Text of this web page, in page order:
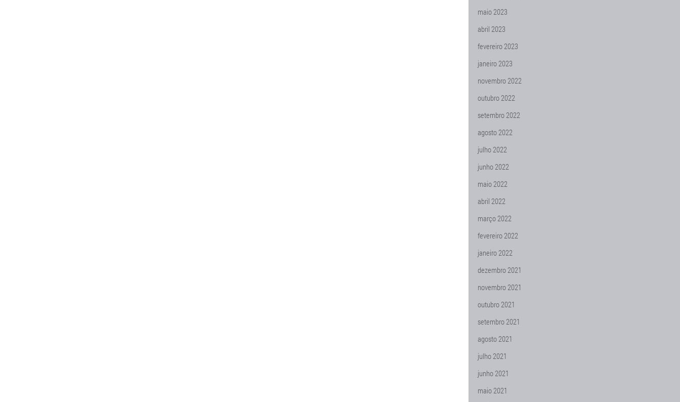
maio 2023
abril 2023
fevereiro 2023
janeiro 2023
novembro 2022
outubro 2022
setembro 2022
agosto 2022
julho 2022
junho 2022
maio 2022
abril 2022
março 2022
fevereiro 2022
janeiro 2022
dezembro 2021
novembro 2021
outubro 2021
setembro 2021
agosto 2021
julho 2021
junho 2021
maio 2021